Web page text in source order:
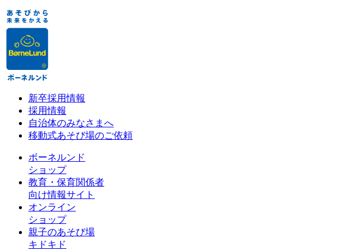
新卒採用情報
採用情報
自治体のみなさまへ
移動式あそび場のご依頼
ボーネルンド
ショップ
教育・保育関係者
向け情報サイト
オンライン
ショップ
親子のあそび場
キドキド